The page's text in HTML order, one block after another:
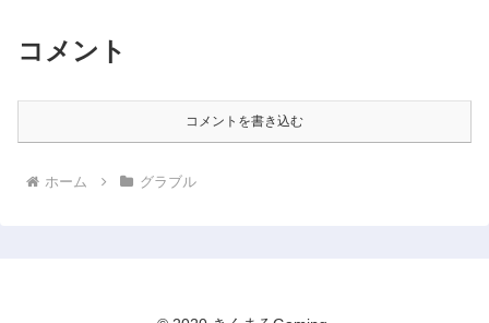
コメント
コメントを書き込む
ホーム グラブル